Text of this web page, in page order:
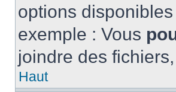
options
exemple : Vous
joindre des
Haut